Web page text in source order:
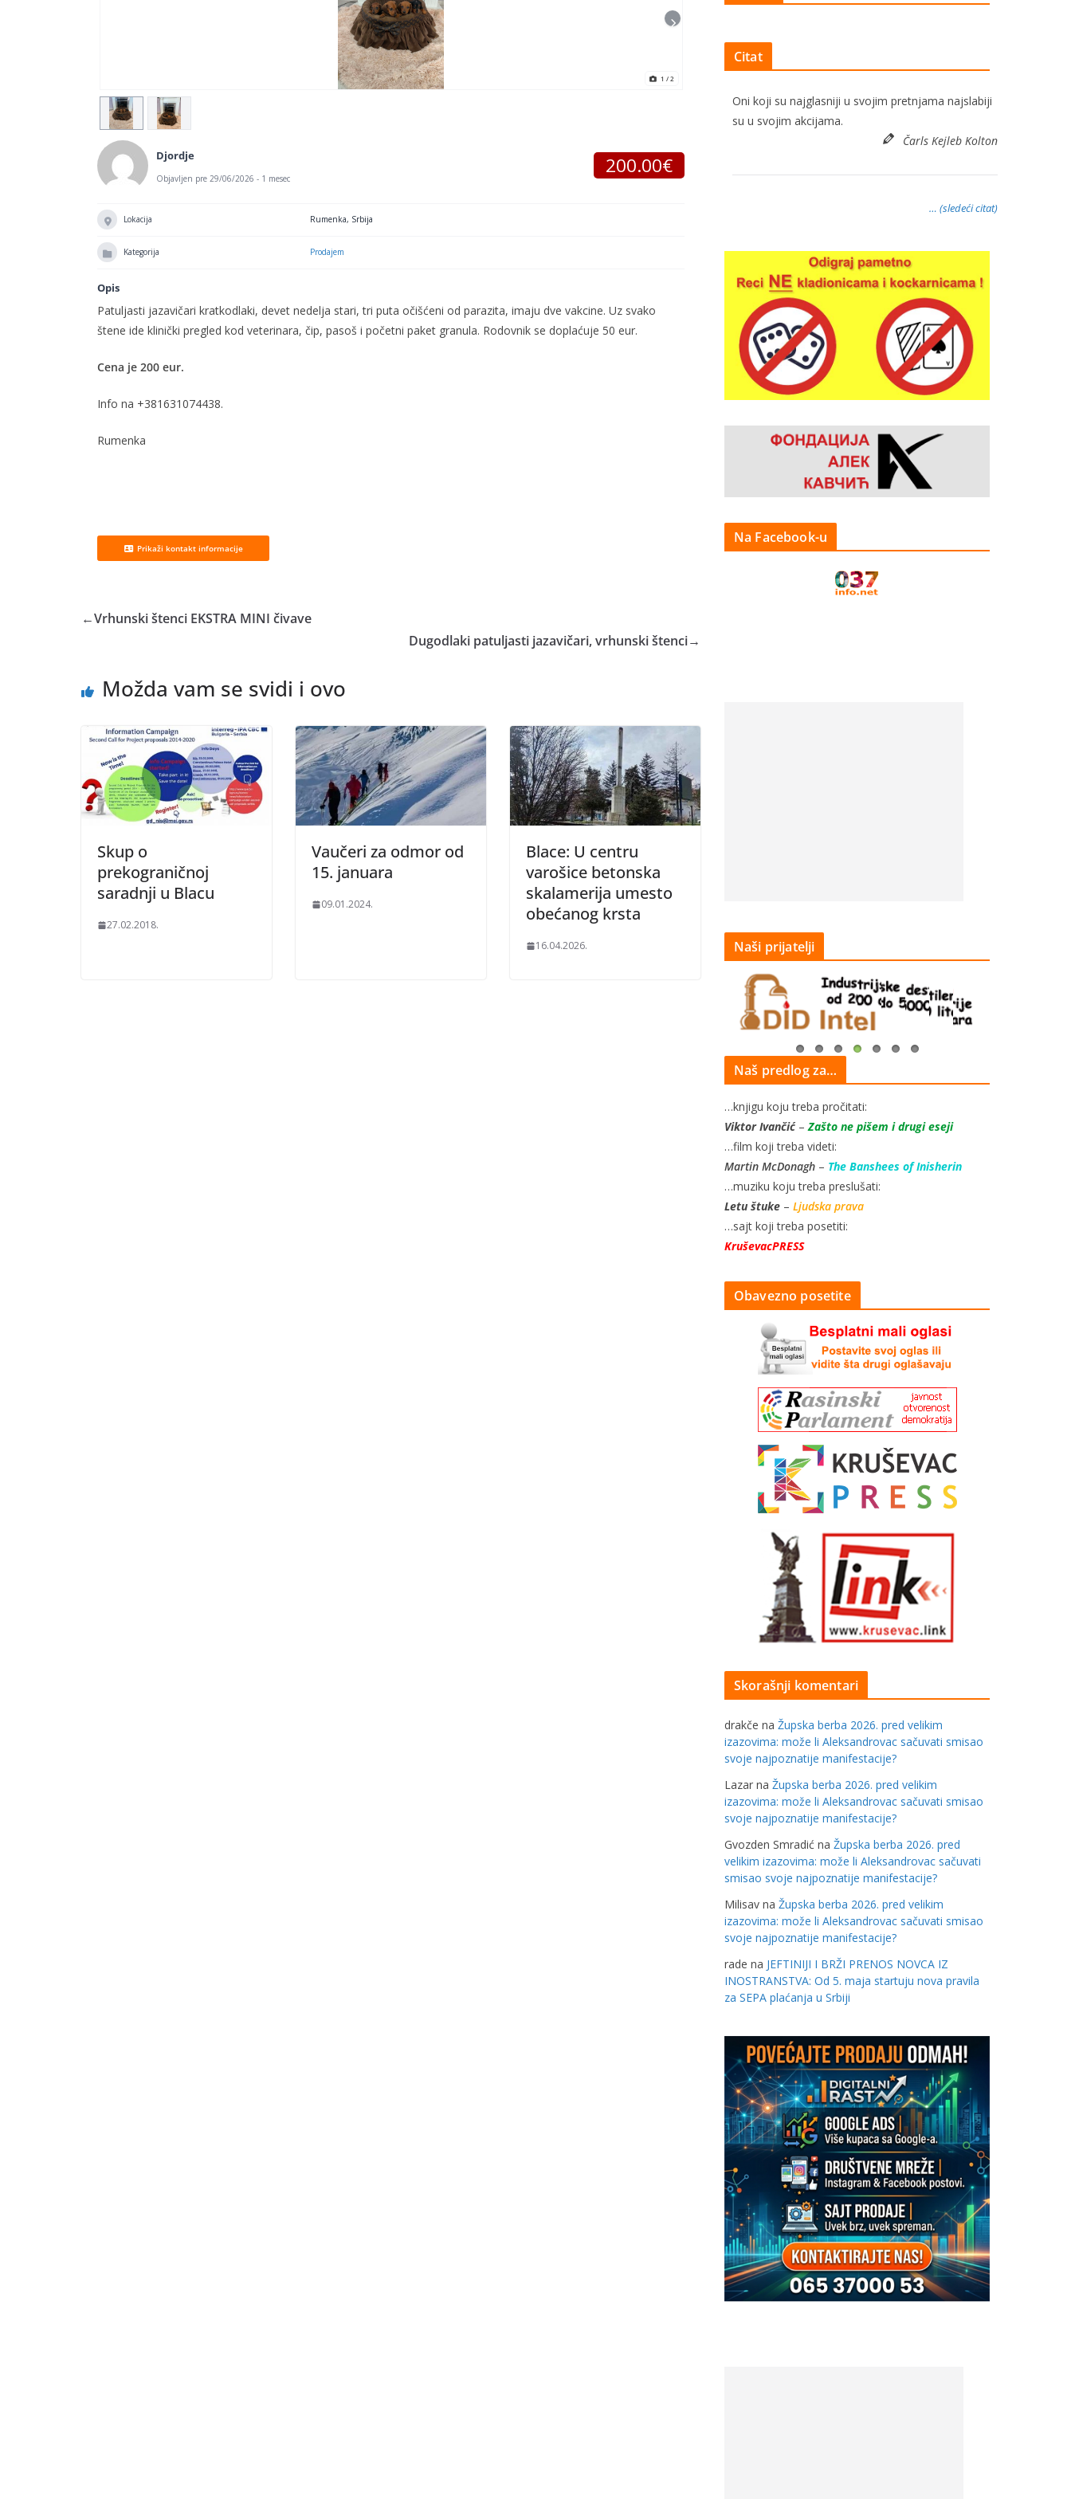
1 / 2
Djordje
Objavljen pre 29/06/2026 - 1 mesec
200.00€
Lokacija Rumenka, Srbija
Kategorija Prodajem
Opis
Patuljasti jazavičari kratkodlaki, devet nedelja stari, tri puta očišćeni od parazita, imaju dve vakcine. Uz svako
štene ide klinički pregled kod veterinara, čip, pasoš i početni paket granula. Rodovnik se doplaćuje 50 eur.
Cena je 200 eur.
Info na +381631074438.
Rumenka
Prikaži kontakt informacije
←Vrhunski štenci EKSTRA MINI čivave
Dugodlaki patuljasti jazavičari, vrhunski štenci→
Možda vam se svidi i ovo
Skup o
prekograničnoj
saradnji u Blacu
27.02.2018.
Vaučeri za odmor od
15. januara
09.01.2024.
Blace: U centru
varošice betonska
skalamerija umesto
obećanog krsta
16.04.2026.
Citat
Oni koji su najglasniji u svojim pretnjama najslabiji
su u svojim akcijama.
Čarls Kejleb Kolton
… (sledeći citat)
Na Facebook-u
Naši prijatelji
Naš predlog za…
…knjigu koju treba pročitati:
Viktor Ivančić– Zašto ne pišem i drugi eseji
…film koji treba videti:
Martin McDonagh – The Banshees of Inisherin
…muziku koju treba preslušati:
Letu štuke – Ljudska prava
…sajt koji treba posetiti:
KruševacPRESS
Obavezno posetite
Skorašnji komentari
drakče na Župska berba 2026. pred velikim
izazovima: može li Aleksandrovac sačuvati smisao
svoje najpoznatije manifestacije?
Lazar na Župska berba 2026. pred velikim
izazovima: može li Aleksandrovac sačuvati smisao
svoje najpoznatije manifestacije?
Gvozden Smradić na Župska berba 2026. pred
velikim izazovima: može li Aleksandrovac sačuvati
smisao svoje najpoznatije manifestacije?
Milisav na Župska berba 2026. pred velikim
izazovima: može li Aleksandrovac sačuvati smisao
svoje najpoznatije manifestacije?
rade na JEFTINIJI I BRŽI PRENOS NOVCA IZ
INOSTRANSTVA: Od 5. maja startuju nova pravila
za SEPA plaćanja u Srbiji